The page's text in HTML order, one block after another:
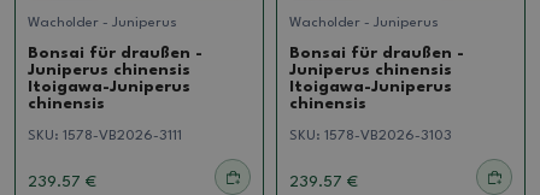
Wacholder - Juniperus
Bonsai für draußen -
Juniperus chinensis
Itoigawa-Juniperus
chinensis
SKU: 1578-VB2026-3111
239.57 €
Wacholder - Juniperus
Bonsai für draußen -
Juniperus chinensis
Itoigawa-Juniperus
chinensis
SKU: 1578-VB2026-3103
239.57 €